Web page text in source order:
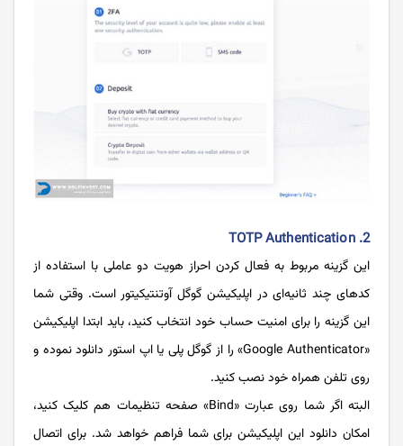
2. TOTP Authentication
این گزینه مربوط به فعال کردن احراز هویت دو عاملی با استفاده از
کدهای چند ثانیه‌ای در اپلیکیشن گوگل آوتنتیکیتور است. وقتی شما
این گزینه را برای امنیت حساب خود انتخاب کنید، باید ابتدا اپلیکیشن
«Google Authenticator» را از گوگل پلی یا اپ استور دانلود نموده و
روی تلفن همراه خود نصب کنید.
البته اگر شما روی عبارت «Bind» صفحه تنظیمات هم کلیک کنید،
امکان دانلود این اپلیکیشن برای شما فراهم خواهد شد. برای اتصال